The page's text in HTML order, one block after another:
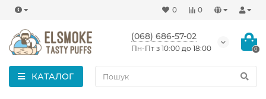
0
0
(068) 686-57-02
Пн-Пт з 10:00 до 18:00 0
КАТАЛОГ